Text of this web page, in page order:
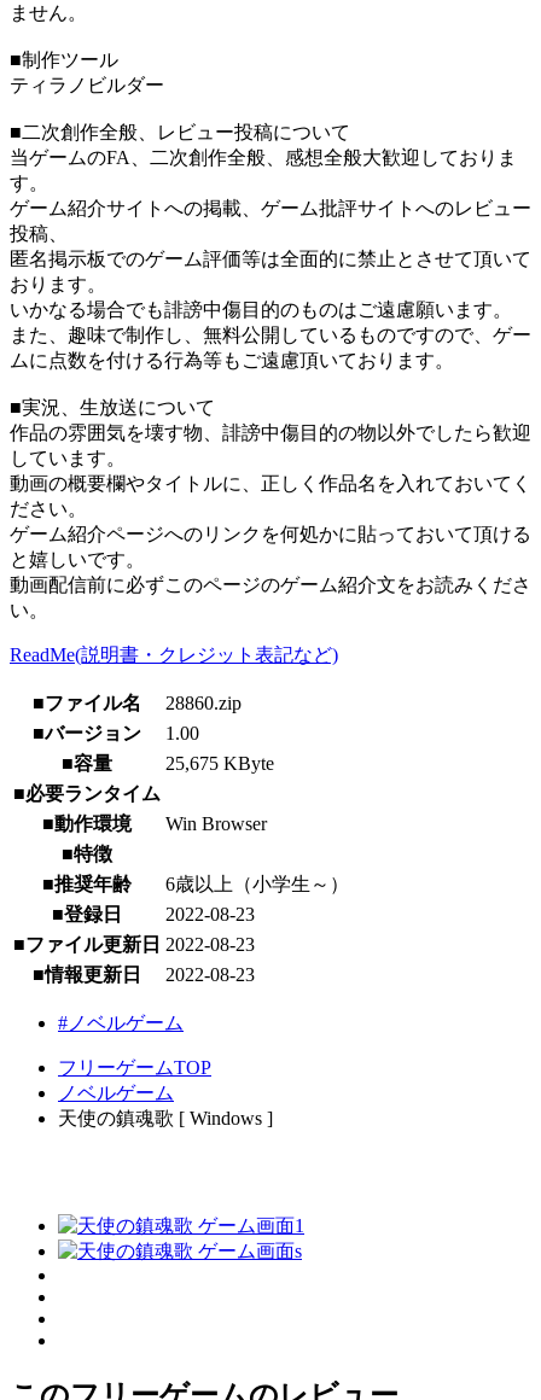
ません。
■制作ツール
ティラノビルダー
■二次創作全般、レビュー投稿について
当ゲームのFA、二次創作全般、感想全般大歓迎しておりま
す。
ゲーム紹介サイトへの掲載、ゲーム批評サイトへのレビュー
投稿、
匿名掲示板でのゲーム評価等は全面的に禁止とさせて頂いて
おります。
いかなる場合でも誹謗中傷目的のものはご遠慮願います。
また、趣味で制作し、無料公開しているものですので、ゲー
ムに点数を付ける行為等もご遠慮頂いております。
■実況、生放送について
作品の雰囲気を壊す物、誹謗中傷目的の物以外でしたら歓迎
しています。
動画の概要欄やタイトルに、正しく作品名を入れておいてく
ださい。
ゲーム紹介ページへのリンクを何処かに貼っておいて頂ける
と嬉しいです。
動画配信前に必ずこのページのゲーム紹介文をお読みくださ
い。
ReadMe(説明書・クレジット表記など)
■ファイル名
28860.zip
■バージョン
1.00
■容量
25,675 KByte
■必要ランタイム
■動作環境
Win Browser
■特徴
■推奨年齢
6歳以上（小学生～）
■登録日
2022-08-23
■ファイル更新日 2022-08-23
■情報更新日
2022-08-23
#ノベルゲーム
フリーゲームTOP
ノベルゲーム
天使の鎮魂歌 [ Windows ]